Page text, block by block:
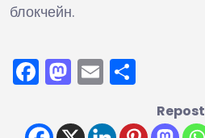
блокчейн.
Facebook
Mastodon
Email
Repost